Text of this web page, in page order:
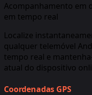
Acompanhamento em
em tempo real
Localize
qualquer telemóvel
tempo real e
atual do dispositivo
Coordenadas GPS